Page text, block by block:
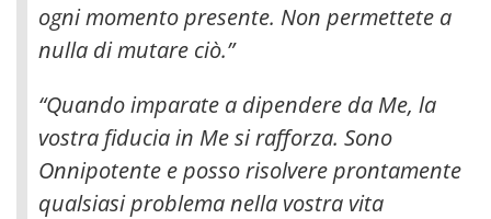
ogni momento presente. Non permettete a
nulla di mutare ciò.”
“Quando imparate a dipendere da Me, la
vostra fiducia in Me si rafforza. Sono
Onnipotente e posso risolvere prontamente
qualsiasi problema nella vostra vita